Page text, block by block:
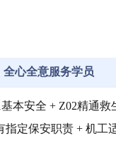
心全意服务学员
基本安全 + Z02精通
指定保安职责 + 机工